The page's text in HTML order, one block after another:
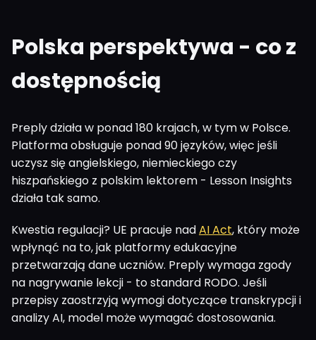
Polska perspektywa - co z
dostępnością
Preply działa w ponad 180 krajach, w tym w Polsce.
Platforma obsługuje ponad 90 języków, więc jeśli
uczysz się angielskiego, niemieckiego czy
hiszpańskiego z polskim lektorem - Lesson Insights
działa tak samo.
Kwestia regulacji? UE pracuje nadAI Act, który może
wpłynąć na to, jak platformy edukacyjne
przetwarzają dane uczniów. Preply wymaga zgody
na nagrywanie lekcji - to standard RODO. Jeśli
przepisy zaostrzyją wymogi dotyczące transkrypcji i
analizy AI, model może wymagać dostosowania.